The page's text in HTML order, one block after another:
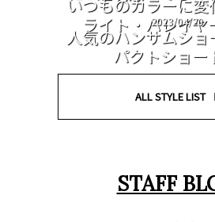
いつものカラーに
ライト・バレイヤ
2023/04/20
人気のハンサムシ
パクトショー
ALL STYLE LIST
STAFF